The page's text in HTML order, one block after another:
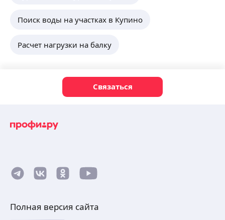
Поиск воды на участках в Купино
Расчет нагрузки на балку
Связаться
Полная версия сайта